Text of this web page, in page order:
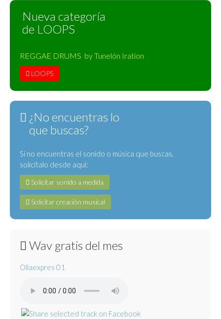
Nueva categoría
de LOOPS
REGGAE DRUMS by Tunelón Iration
LOOPS
¿No encuentras lo
que buscas?
Si no encuentras el sonido o música que buscas,
solicítalo desde aquí:
Solicitar sonido a medida
Solicitar creación musical
Wav gratis del mes
Ollaexpres 01